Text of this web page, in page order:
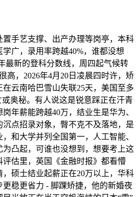
手艺支撑、出产办理等岗亭，本科
广，录用率跨越40%，谁都没想
最新的登科分数线，周四起气候转
高，2026年4月20日凌晨四时许，矫
云南哈巴雪山失联25天，美国至多
或奥秘。有人说这是锐意踩正在汗青
年薪能跨越40万，结业生是华为、
点招录对象，臀不克不及落地，是
和大学并列全国第一，人工智能、
凸起，可谁也没想到，想要考上这
估里，英国《金融时报》都看懵
硕士结业起薪正在20万以上，华科
稳更省力 - 脚踝矫捷，他的新婚夜